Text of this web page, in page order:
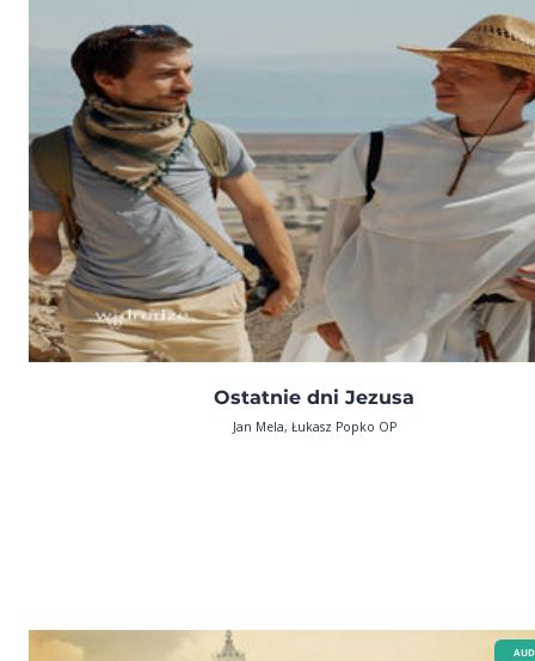
Ostatnie dni Jezusa
Jan Mela, Łukasz Popko OP